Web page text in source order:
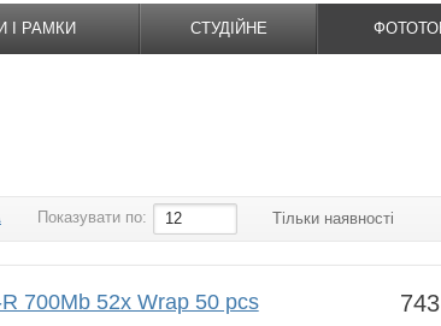
І РАМКИ СТУДІЙНЕ
Показувати по: 12 Тільки наявності
700Mb 52x Wrap 50 pcs